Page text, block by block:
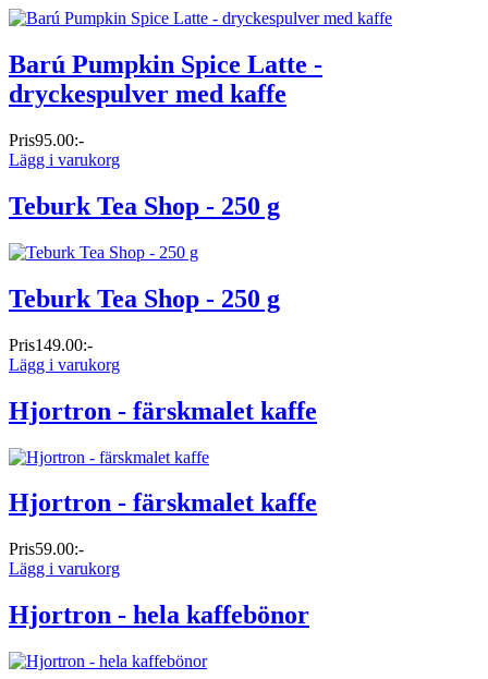
Barú Pumpkin Spice Latte -
dryckespulver med kaffe
Pris95.00:-
Lägg i varukorg
Teburk Tea Shop - 250 g
Teburk Tea Shop - 250 g
Pris149.00:-
Lägg i varukorg
Hjortron - färskmalet kaffe
Hjortron - färskmalet kaffe
Pris59.00:-
Lägg i varukorg
Hjortron - hela kaffebönor